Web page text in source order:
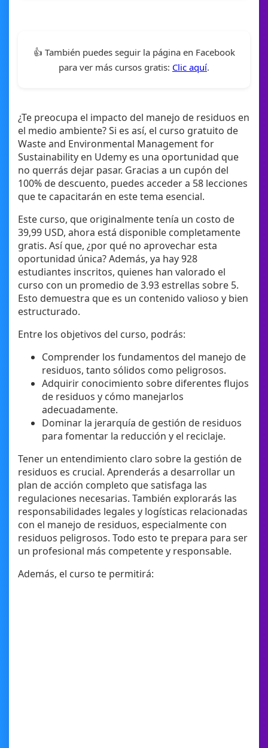
👍 También puedes seguir la página en Facebook
para ver más cursos gratis: Clic aquí.
¿Te preocupa el impacto del manejo de residuos en
el medio ambiente? Si es así, el curso gratuito de
Waste and Environmental Management for
Sustainability en Udemy es una oportunidad que
no querrás dejar pasar. Gracias a un cupón del
100% de descuento, puedes acceder a 58 lecciones
que te capacitarán en este tema esencial.
Este curso, que originalmente tenía un costo de
39,99 USD, ahora está disponible completamente
gratis. Así que, ¿por qué no aprovechar esta
oportunidad única? Además, ya hay 928
estudiantes inscritos, quienes han valorado el
curso con un promedio de 3.93 estrellas sobre 5.
Esto demuestra que es un contenido valioso y bien
estructurado.
Entre los objetivos del curso, podrás:
Comprender los fundamentos del manejo de
residuos, tanto sólidos como peligrosos.
Adquirir conocimiento sobre diferentes flujos
de residuos y cómo manejarlos
adecuadamente.
Dominar la jerarquía de gestión de residuos
para fomentar la reducción y el reciclaje.
Tener un entendimiento claro sobre la gestión de
residuos es crucial. Aprenderás a desarrollar un
plan de acción completo que satisfaga las
regulaciones necesarias. También explorarás las
responsabilidades legales y logísticas relacionadas
con el manejo de residuos, especialmente con
residuos peligrosos. Todo esto te prepara para ser
un profesional más competente y responsable.
Además, el curso te permitirá: